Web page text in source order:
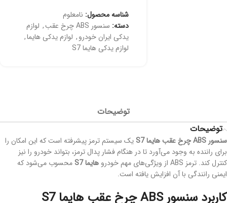
شناسه محصول: نامعلوم
دسته: سنسور ABS چرخ عقب , لوازم
یدکی ایران خودرو, لوازم یدکی هایما,
لوازم یدکی هایما S7
توضیحات
توضیحات
سنسور ABSچرخ عقب هایماS7یک سیستم ترمز پیشرفته است که این امکان را
برای راننده به وجود می‌آورد تا در هنگام فشار پدال ترمز، بتواند خودرو را نیز
کنترل کند. ترمز ABS از ویژگی‌های مهم خودرو
هایما S7
محسوب می‌شود که
ایمنی رانندگی با آن افزایش یافته است.
کاربرد سنسور ABS چرخ عقب هایما S7